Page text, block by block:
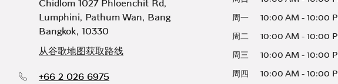
Chidlom 1027 Phloenchit Rd,
Lumphini, Pathum Wan, Bang
Bangkok, 10330
从谷歌地图获取路线
+66 2 026 6975
周一
10:00 AM- 10:00
周二
10:00 AM- 10:00
周三
10:00 AM- 10:00
周四
10:00 AM- 10:00